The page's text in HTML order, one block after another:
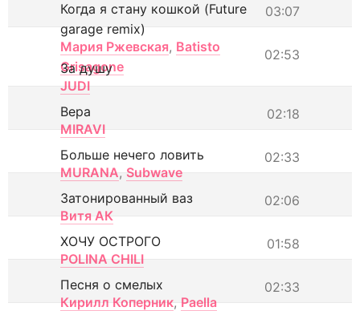
03:07
Когда я стану кошкой (Future
garage remix)
Мария Ржевская, Batisto
Grisagone
02:53
За душу
JUDI
02:18
Вера
MIRAVI
02:33
Больше нечего ловить
MURANA, Subwave
02:06
Затонированный ваз
Витя АК
01:58
ХОЧУ ОСТРОГО
POLINA CHILI
02:33
Песня о смелых
Кирилл Коперник, Paella